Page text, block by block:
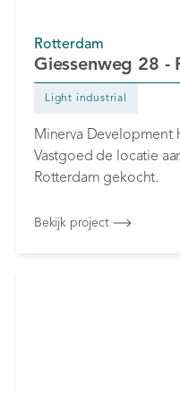
Rotterdam
Giessenweg 28 -
Light industrial
Minerva Development
Vastgoed de locatie
Rotterdam gekocht.
Bekijk project